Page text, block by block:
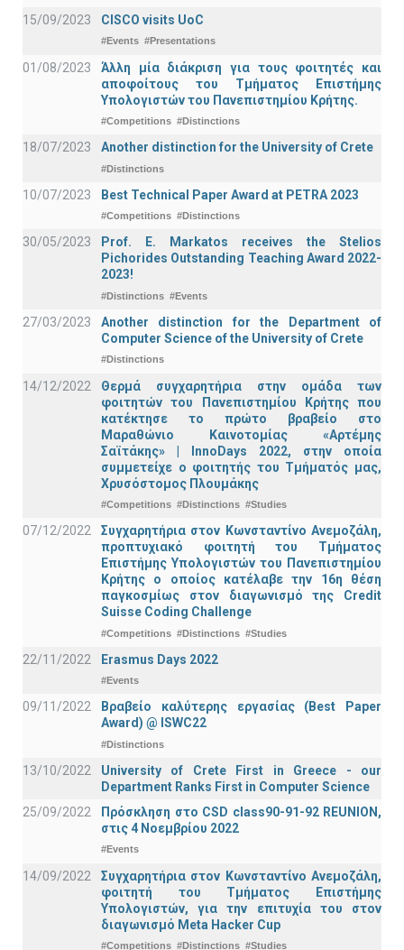
15/09/2023 CISCO visits UoC
#Events #Presentations
01/08/2023
Άλλη μία διάκριση για τους φοιτητές και
αποφοίτους του Τμήματος Επιστήμης
Υπολογιστών του Πανεπιστημίου Κρήτης.
#Competitions #Distinctions
18/07/2023 Another distinction for the University of Crete
#Distinctions
10/07/2023 Best Technical Paper Award at PETRA 2023
#Competitions #Distinctions
30/05/2023
Prof. E. Markatos receives the Stelios
Pichorides Outstanding Teaching Award 2022-
2023!
#Distinctions #Events
27/03/2023
Another distinction for the Department of
Computer Science of the University of Crete
#Distinctions
14/12/2022
Θερμά συγχαρητήρια στην ομάδα των
φοιτητών του Πανεπιστημίου Κρήτης που
κατέκτησε το πρώτο βραβείο στο
Μαραθώνιο Καινοτομίας «Αρτέμης
Σαϊτάκης» | InnoDays 2022, στην οποία
συμμετείχε ο φοιτητής του Τμήματός μας,
Χρυσόστομος Πλουμάκης
#Competitions #Distinctions #Studies
07/12/2022
Συγχαρητήρια στον Κωνσταντίνο Ανεμοζάλη,
προπτυχιακό φοιτητή του Τμήματος
Επιστήμης Υπολογιστών του Πανεπιστημίου
Κρήτης ο οποίος κατέλαβε την 16η θέση
παγκοσμίως στον διαγωνισμό της Credit
Suisse Coding Challenge
#Competitions #Distinctions #Studies
22/11/2022 Erasmus Days 2022
#Events
09/11/2022
Βραβείο καλύτερης εργασίας (Best Paper
Award) @ ISWC22
#Distinctions
13/10/2022
University of Crete First in Greece - our
Department Ranks First in Computer Science
25/09/2022
Πρόσκληση στο CSD class90-91-92 REUNION,
στις 4 Νοεμβρίου 2022
#Events
14/09/2022
Συγχαρητήρια στον Κωνσταντίνο Ανεμοζάλη,
φοιτητή του Τμήματος Επιστήμης
Υπολογιστών, για την επιτυχία του στον
διαγωνισμό Meta Hacker Cup
#Competitions #Distinctions #Studies